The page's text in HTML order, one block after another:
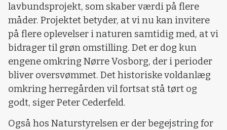
lavbundsprojekt, som skaber værdi på flere
måder. Projektet betyder, at vi nu kan invitere
på flere oplevelser i naturen samtidig med, at vi
bidrager til grøn omstilling. Det er dog kun
engene omkring Nørre Vosborg, der i perioder
bliver oversvømmet. Det historiske voldanlæg
omkring herregården vil fortsat stå tørt og
godt, siger Peter Cederfeld.
Også hos Naturstyrelsen er der begejstring for